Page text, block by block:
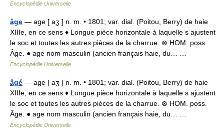
Encyclopédie Universelle
âge — age [ aʒ ] n. m. • 1801; var. dial. (Poitou, Berry) de haie
XIIIe, en ce sens ♦ Longue pièce horizontale à laquelle s ajustent
le soc et toutes les autres pièces de la charrue. ⊗ HOM. poss.
Âge. ● age nom masculin (ancien français haie, du… …
Encyclopédie Universelle
âgé — age [ aʒ ] n. m. • 1801; var. dial. (Poitou, Berry) de haie
XIIIe, en ce sens ♦ Longue pièce horizontale à laquelle s ajustent
le soc et toutes les autres pièces de la charrue. ⊗ HOM. poss.
Âge. ● age nom masculin (ancien français haie, du… …
Encyclopédie Universelle